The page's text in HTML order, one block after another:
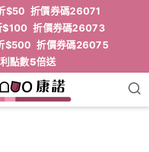
$50 折價券碼26071
$100 折價券碼26073
$500 折價券碼26075
點數5倍送